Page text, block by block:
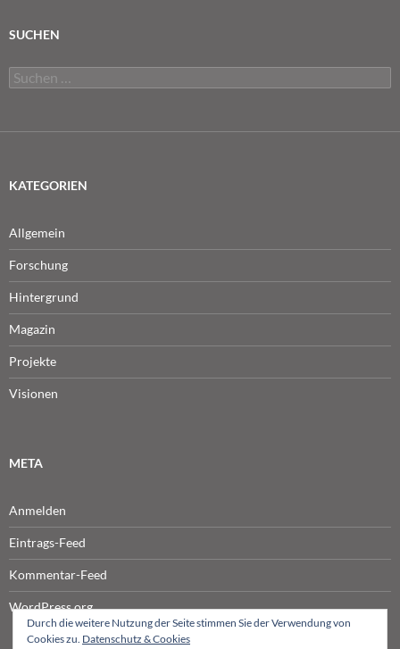
SUCHEN
Suchen
nach:
KATEGORIEN
Allgemein
Forschung
Hintergrund
Magazin
Projekte
Visionen
META
Anmelden
Eintrags-Feed
Kommentar-Feed
WordPress.org
Durch die weitere Nutzung der Seite stimmen Sie der Verwendung von
Cookies zu. Datenschutz & Cookies